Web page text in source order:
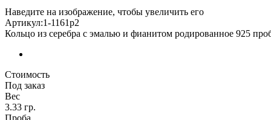
Наведите на изображение, чтобы увеличить его
Артикул:1-1161р2
Кольцо из серебра с эмалью и фианитом родированное 925
Стоимость
Под заказ
Вес
3.33 гр.
Проба